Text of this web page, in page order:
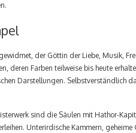
der Göttin der Liebe, Musik,
deren Farben teilweise bis heute
Darstellungen. Selbstverständlich
sind die Säulen mit Hathor-
Unterirdische Kammern,